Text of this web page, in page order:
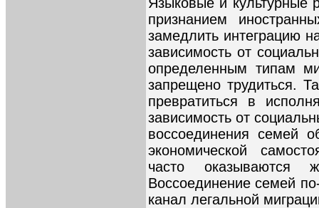
признанием
замедлить интеграцию
зависимость от
определенным типам
запрещено трудиться.
превратиться в
зависимость от
воссоединения семей
экономической
часто оказываются
Воссоединение семей
канал легальной